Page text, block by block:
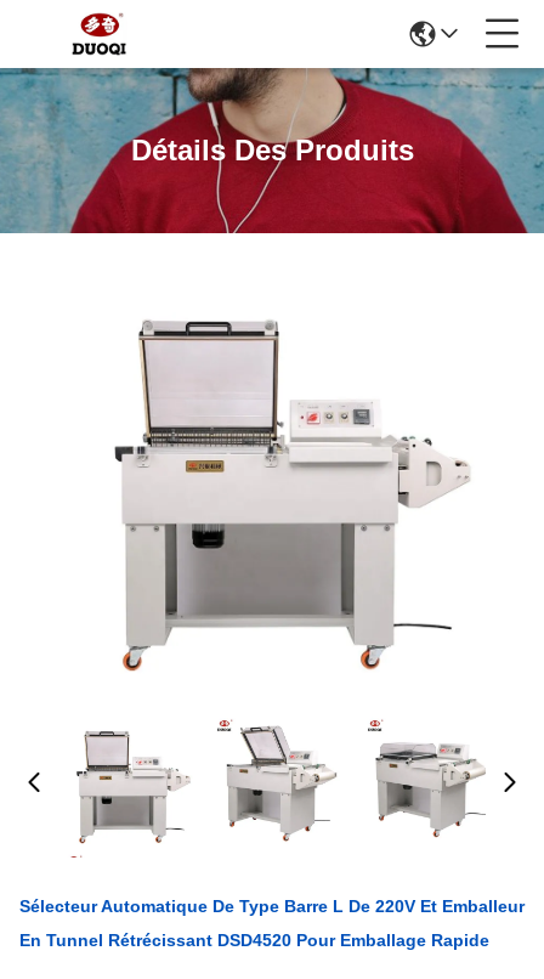
Détails Des Produits
Sélecteur Automatique De Type Barre L De 220V Et Emballeur
En Tunnel Rétrécissant DSD4520 Pour Emballage Rapide